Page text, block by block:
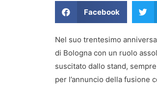
Facebook
Nel suo trentesimo
di Bologna con un ruolo
suscitato dallo stand,
per l’annuncio della fusione